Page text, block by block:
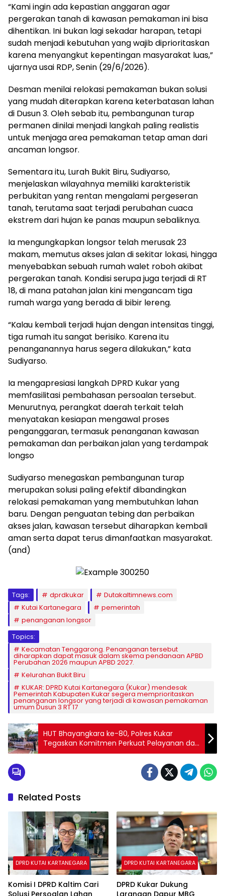
“Kami ingin ada kepastian anggaran agar
pergerakan tanah di kawasan pemakaman ini bisa
dihentikan. Ini bukan lagi sekadar harapan, tetapi
sudah menjadi kebutuhan yang wajib diprioritaskan
karena menyangkut kepentingan masyarakat luas,”
ujarnya usai RDP, Senin (29/6/2026).
Desman menilai relokasi pemakaman bukan solusi
yang mudah diterapkan karena keterbatasan lahan
di Dusun 3. Oleh sebab itu, pembangunan turap
permanen dinilai menjadi langkah paling realistis
untuk menjaga area pemakaman tetap aman dari
ancaman longsor.
Sementara itu, Lurah Bukit Biru, Sudiyarso,
menjelaskan wilayahnya memiliki karakteristik
perbukitan yang rentan mengalami pergeseran
tanah, terutama saat terjadi perubahan cuaca
ekstrem dari hujan ke panas maupun sebaliknya.
Ia mengungkapkan longsor telah merusak 23
makam, memutus akses jalan di sekitar lokasi, hingga
menyebabkan sebuah rumah walet roboh akibat
pergerakan tanah. Kondisi serupa juga terjadi di RT
18, di mana patahan jalan kini mengancam tiga
rumah warga yang berada di bibir lereng.
“Kalau kembali terjadi hujan dengan intensitas tinggi,
tiga rumah itu sangat berisiko. Karena itu
penanganannya harus segera dilakukan,” kata
Sudiyarso.
Ia mengapresiasi langkah DPRD Kukar yang
memfasilitasi pembahasan persoalan tersebut.
Menurutnya, perangkat daerah terkait telah
menyatakan kesiapan mengawal proses
penganggaran, termasuk penanganan kawasan
pemakaman dan perbaikan jalan yang terdampak
longso
Sudiyarso menegaskan pembangunan turap
merupakan solusi paling efektif dibandingkan
relokasi pemakaman yang membutuhkan lahan
baru. Dengan penguatan tebing dan perbaikan
akses jalan, kawasan tersebut diharapkan kembali
aman serta dapat terus dimanfaatkan masyarakat.
(and)
Tags: dprdkukar
Dutakaltimnews.com
Kutai Kartanegara
pemerintah
penanganan longsor
Topics:
Kecamatan Tenggarong. Penanganan tersebut
diharapkan dapat masuk dalam skema pendanaan APBD
Perubahan 2026 maupun APBD 2027.
Kelurahan Bukit Biru
KUKAR: DPRD Kutai Kartanegara (Kukar) mendesak
Pemerintah Kabupaten Kukar segera memprioritaskan
penanganan longsor yang terjadi di kawasan pemakaman
umum Dusun 3 RT 17
HUT Bhayangkara ke-80, Polres Kukar
Tegaskan Komitmen Perkuat Pelayanan dan
Sinergi dengan Masyarakat
Related Posts
DPRD KUTAI KARTANEGARA
Komisi I DPRD Kaltim Cari
DPRD KUTAI KARTANEGARA
DPRD Kukar Dukung